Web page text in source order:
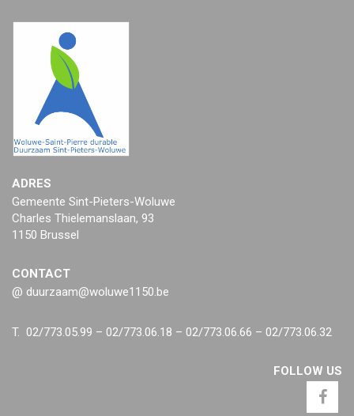
ADRES
Gemeente Sint-Pieters-Woluwe
Charles Thielemanslaan, 93
1150 Brussel
CONTACT
@ duurzaam@woluwe1150.be
T. 02/773.05.99 – 02/773.06.18 – 02/773.06.66 – 02/773.06.32
FOLLOW US